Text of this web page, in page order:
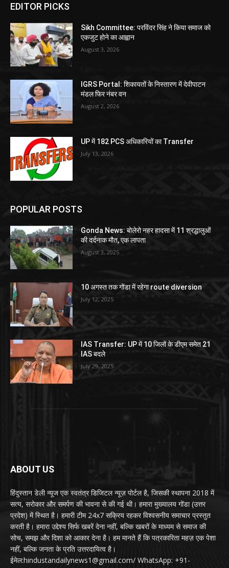
EDITOR PICKS
Sikh Committee: परविंदर सिंह ने किया समाज को
एकजुट होने का आह्वान
August 3, 2026
IGRS Portal: शिकायतों के निस्तारण में देवीपाटन
मंडल फिर नंबर वन
August 2, 2026
UP में 182 PCS अधिकारियों का Transfer
July 13, 2026
POPULAR POSTS
Gonda News: बोलेरो नहर हादसा में 11 श्रद्धालुओं
की दर्दनाक मौत, एक लापता
August 3, 2025
10 अगस्त तक गोंडा में रहेगा route diversion
July 12, 2025
IAS Transfer: UP में 10 जिलों के डीएम समेत 21
IAS बदले
July 29, 2025
ABOUT US
हिंदुस्तान डेली न्यूज एक स्वतंत्र डिजिटल न्यूज़ पोर्टल है, जिसकी स्थापना 2018 में
सत्य, सरोकार और समर्पण की भावना से की गई थी। हमारा मुख्यालय गोंडा (उत्तर
प्रदेश) में स्थित है। हमारी टीम 24x7 सक्रिय रहकर विश्वसनीय समाचार प्रस्तुत
करती है। हमारा उद्देश्य सिर्फ खबरें देना नहीं, बल्कि खबरों के माध्यम से समाज की
सोच, समझ और दिशा को आकार देना है। हम मानते हैं कि पत्रकारिता महज़ एक पेशा
नहीं, बल्कि जनता के प्रति उत्तरदायित्व है।
ईमेल:hindustandailynews1@gmail.com/ WhatsApp: +91-